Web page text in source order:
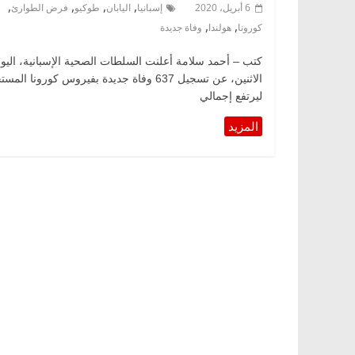
6 أبريل، 2020 إسبانيا, اليابان, طوكيو, فرض الطوارئ,
كورونا, هولندا, وفاة جديدة
كتب – أحمد سلامة أعلنت السلطات الصحية الإسبانية،
الاثنين، عن تسجيل 637 وفاة جديدة بفيروس كورونا
ليرتفع إجمالي